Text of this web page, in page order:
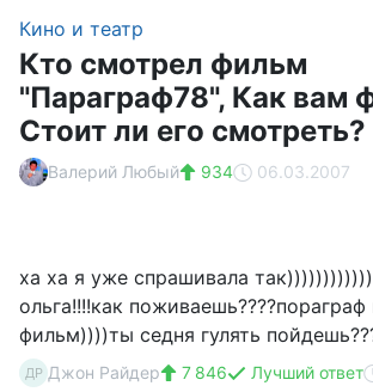
Кино и театр
Кто смотрел фильм
"Параграф78", Как вам
Стоит ли его смотреть?
Валерий Любый 934 06.03.2007
ха ха я уже спрашивала
ольга!!!!как поживаешь????пораграф
фильм))))ты седня гулять
ДР Джон Райдер 7 846 Лучший ответ